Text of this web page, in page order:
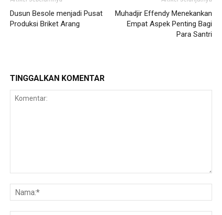
Dusun Besole menjadi Pusat
Produksi Briket Arang
Muhadjir Effendy Menekankan
Empat Aspek Penting Bagi
Para Santri
TINGGALKAN KOMENTAR